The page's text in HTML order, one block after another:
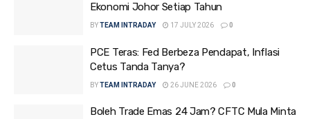
Ekonomi Johor Setiap Tahun
BYTEAM INTRADAY 17 JULY 2026 0
PCE Teras: Fed Berbeza Pendapat, Inflasi
Cetus Tanda Tanya?
BYTEAM INTRADAY 26 JUNE 2026 0
Boleh Trade Emas 24 Jam? CFTC Mula Minta